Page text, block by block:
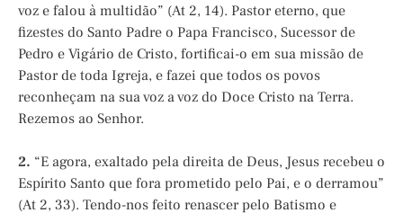
voz e falou à multidão” (At 2, 14). Pastor eterno, que
fizestes do Santo Padre o Papa Francisco, Sucessor de
Pedro e Vigário de Cristo, fortificai-o em sua missão de
Pastor de toda Igreja, e fazei que todos os povos
reconheçam na sua voz a voz do Doce Cristo na Terra.
Rezemos ao Senhor.
2. “E agora, exaltado pela direita de Deus, Jesus recebeu o
Espírito Santo que fora prometido pelo Pai, e o derramou”
(At 2, 33). Tendo-nos feito renascer pelo Batismo e